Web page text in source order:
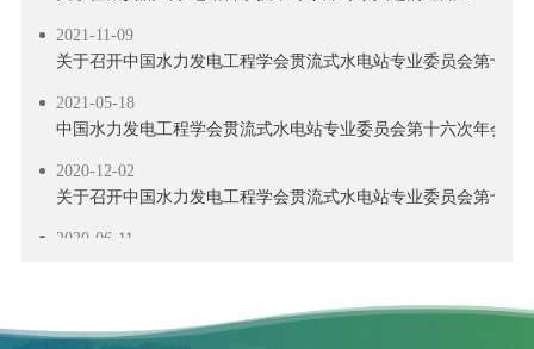
2021-11-09
关于召开中国水力发电工程学会贯流式水电站专业委员会第十六
2021-05-18
中国水力发电工程学会贯流式水电站专业委员会第十六次年会征
2020-12-02
关于召开中国水力发电工程学会贯流式水电站专业委员会第十五
2020-06-11
关于召开中国水力发电工程学会贯流式水电站专业委员会第十四